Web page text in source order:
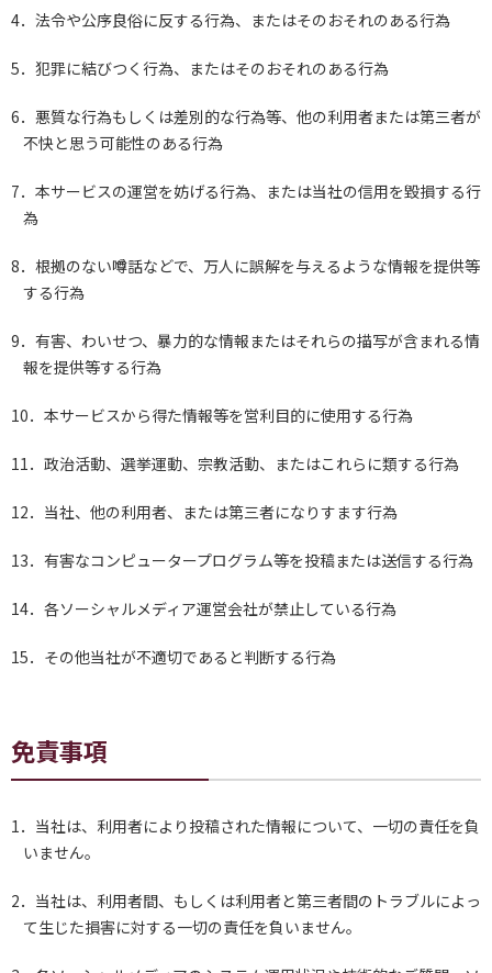
4．法令や公序良俗に反する行為、またはそのおそれのある行為
5．犯罪に結びつく行為、またはそのおそれのある行為
6．悪質な行為もしくは差別的な行為等、他の利用者または第三者が
不快と思う可能性のある行為
7．本サービスの運営を妨げる行為、または当社の信用を毀損する行
為
8．根拠のない噂話などで、万人に誤解を与えるような情報を提供等
する行為
9．有害、わいせつ、暴力的な情報またはそれらの描写が含まれる情
報を提供等する行為
10．本サービスから得た情報等を営利目的に使用する行為
11．政治活動、選挙運動、宗教活動、またはこれらに類する行為
12．当社、他の利用者、または第三者になりすます行為
13．有害なコンピュータープログラム等を投稿または送信する行為
14．各ソーシャルメディア運営会社が禁止している行為
15．その他当社が不適切であると判断する行為
免責事項
1．当社は、利用者により投稿された情報について、一切の責任を負
いません。
2．当社は、利用者間、もしくは利用者と第三者間のトラブルによっ
て生じた損害に対する一切の責任を負いません。